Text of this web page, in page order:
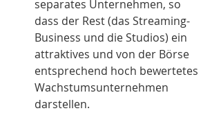
separates Unternehmen, so
dass der Rest (das Streaming-
Business und die Studios) ein
attraktives und von der Börse
entsprechend hoch bewertetes
Wachstumsunternehmen
darstellen.